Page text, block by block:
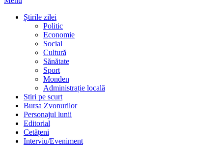
Știrile zilei
Politic
Economie
Social
Cultură
Sănătate
Sport
Monden
Administrație locală
Stiri pe scurt
Bursa Zvonurilor
Personajul lunii
Editorial
Cetățeni
Interviu/Eveniment